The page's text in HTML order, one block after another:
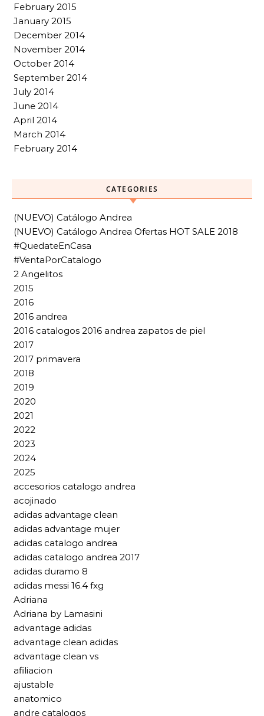
February 2015
January 2015
December 2014
November 2014
October 2014
September 2014
July 2014
June 2014
April 2014
March 2014
February 2014
CATEGORIES
(NUEVO) Catálogo Andrea
(NUEVO) Catálogo Andrea Ofertas HOT SALE 2018
#QuedateEnCasa
#VentaPorCatalogo
2 Angelitos
2015
2016
2016 andrea
2016 catalogos 2016 andrea zapatos de piel
2017
2017 primavera
2018
2019
2020
2021
2022
2023
2024
2025
accesorios catalogo andrea
acojinado
adidas advantage clean
adidas advantage mujer
adidas catalogo andrea
adidas catalogo andrea 2017
adidas duramo 8
adidas messi 16.4 fxg
Adriana
Adriana by Lamasini
advantage adidas
advantage clean adidas
advantage clean vs
afiliacion
ajustable
anatomico
andre catalogos